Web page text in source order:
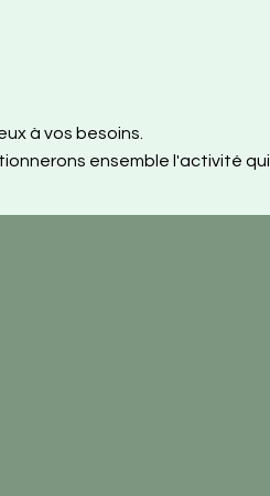
à vos besoins.
ensemble l'activité qui